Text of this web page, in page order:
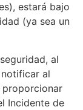
estará bajo
(ya sea un
al
al
proporcionar
Incidente de